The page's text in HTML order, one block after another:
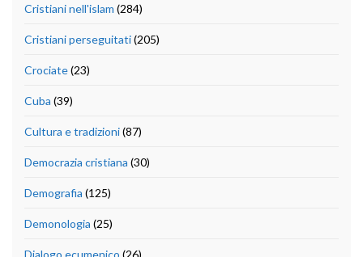
Cristiani nell'islam (284)
Cristiani perseguitati(205)
Crociate(23)
Cuba (39)
Cultura e tradizioni(87)
Democrazia cristiana (30)
Demografia (125)
Demonologia (25)
Dialogo ecumenico (26)